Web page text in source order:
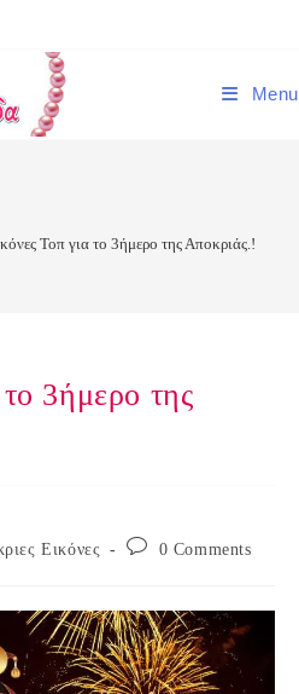
Menu
Τοπ για το 3ήμερο της Αποκριάς.!
3ήμερο της
Εικόνες
Post
0 Comments